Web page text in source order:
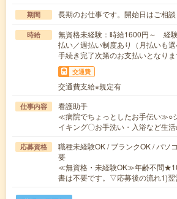
期間 長期のお仕事です。開始日はご相
時給
無資格未経験：時給1600円～ 経
払い／週払い制度あり（月払いも
手続き完了次第のお支払いとなりま
交通費
交通費支給※規定有
仕事内容
看護助手
≪病院でちょっとしたお手伝い≫○
イキング〇お手洗い・入浴など生
応募資格
職種未経験OK / ブランクOK / パソ
要
≪無資格・未経験OK≫年齢不問
書は不要です。▽応募後の流れ1)